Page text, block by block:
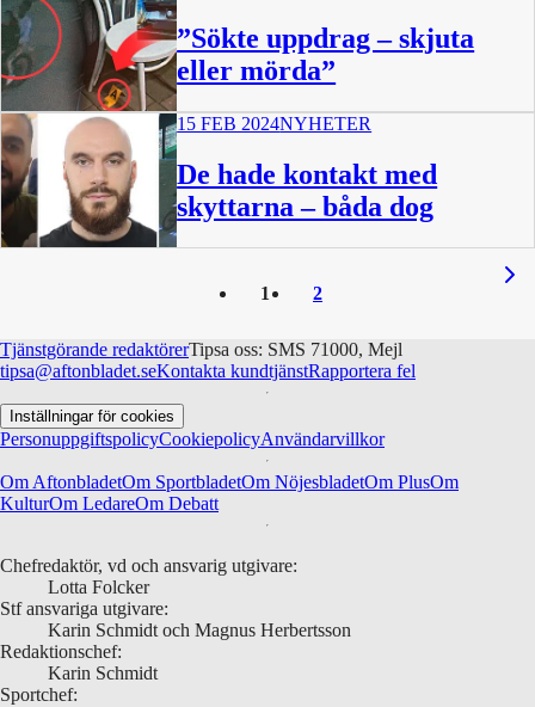
”Sökte uppdrag – skjuta
eller mörda”
15 FEB 2024NYHETER
De hade kontakt med
skyttarna – båda dog
1 2
Tjänstgörande redaktörerTipsa oss: SMS 71000, Mejl
tipsa@aftonbladet.seKontakta kundtjänstRapportera fel
Inställningar för cookies
PersonuppgiftspolicyCookiepolicyAnvändarvillkor
Om AftonbladetOm SportbladetOm NöjesbladetOm PlusOm
KulturOm LedareOm Debatt
Chefredaktör, vd och ansvarig utgivare:
Lotta Folcker
Stf ansvariga utgivare:
Karin Schmidt och Magnus Herbertsson
Redaktionschef:
Karin Schmidt
Sportchef: